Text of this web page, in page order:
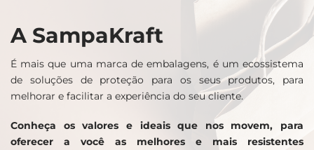
A SampaKraft
É mais que uma marca de embalagens, é um ecossistema
de soluções de proteção para os seus produtos, para
melhorar e facilitar a experiência do seu cliente.
Conheça os valores e ideais que nos movem, para
oferecer a você as melhores e mais resistentes